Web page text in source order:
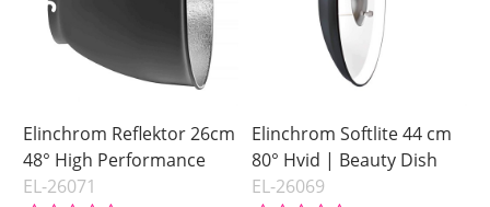
Elinchrom Reflektor 26cm
48° High Performance
EL-26071
Elinchrom Softlite 44 cm
80° Hvid | Beauty Dish
EL-26069